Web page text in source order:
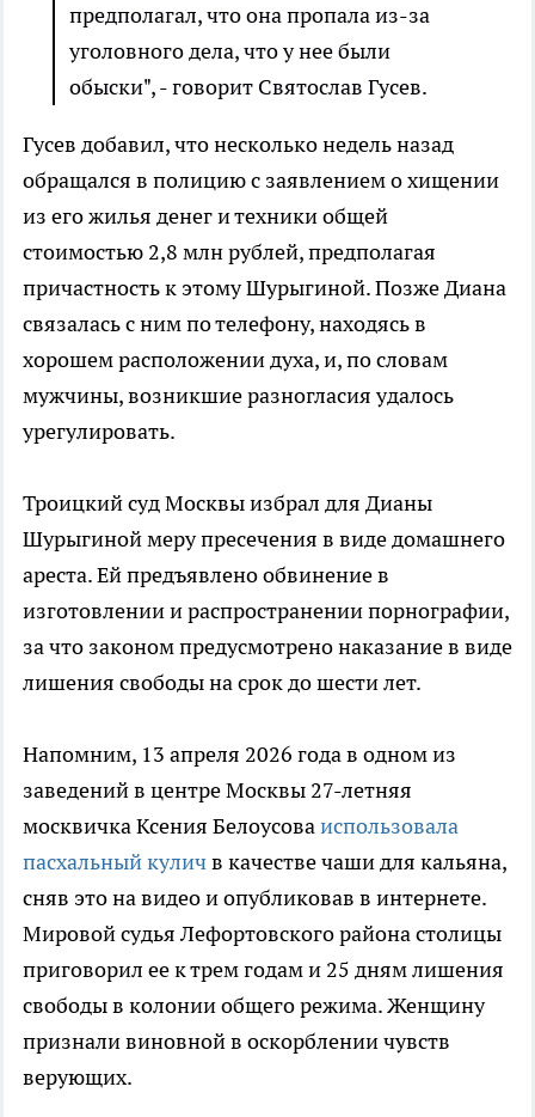
предполагал, что она пропала из-за
уголовного дела, что у нее были
обыски", - говорит Святослав Гусев.
Гусев добавил, что несколько недель назад
обращался в полицию с заявлением о хищении
из его жилья денег и техники общей
стоимостью 2,8 млн рублей, предполагая
причастность к этому Шурыгиной. Позже Диана
связалась с ним по телефону, находясь в
хорошем расположении духа, и, по словам
мужчины, возникшие разногласия удалось
урегулировать.
Троицкий суд Москвы избрал для Дианы
Шурыгиной меру пресечения в виде домашнего
ареста. Ей предъявлено обвинение в
изготовлении и распространении порнографии,
за что законом предусмотрено наказание в виде
лишения свободы на срок до шести лет.
Напомним, 13 апреля 2026 года в одном из
заведений в центре Москвы 27-летняя
москвичка Ксения Белоусоваиспользовала
пасхальный куличв качестве чаши для кальяна,
сняв это на видео и опубликовав в интернете.
Мировой судья Лефортовского района столицы
приговорил ее к трем годам и 25 дням лишения
свободы в колонии общего режима. Женщину
признали виновной в оскорблении чувств
верующих.